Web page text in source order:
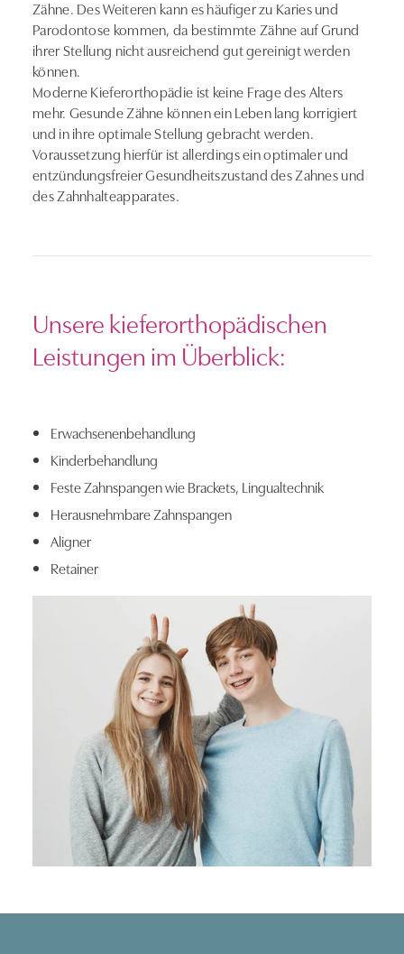
Zähne. Des Weiteren kann es häufiger zu Karies und
Parodontose kommen, da bestimmte Zähne auf Grund
ihrer Stellung nicht ausreichend gut gereinigt werden
können.
Moderne Kieferorthopädie ist keine Frage des Alters
mehr. Gesunde Zähne können ein Leben lang korrigiert
und in ihre optimale Stellung gebracht werden.
Voraussetzung hierfür ist allerdings ein optimaler und
entzündungsfreier Gesundheitszustand des Zahnes und
des Zahnhalteapparates.
Unsere kieferorthopädischen
Leistungen im Überblick:
Erwachsenenbehandlung
Kinderbehandlung
Feste Zahnspangen wie Brackets, Lingualtechnik
Herausnehmbare Zahnspangen
Aligner
Retainer